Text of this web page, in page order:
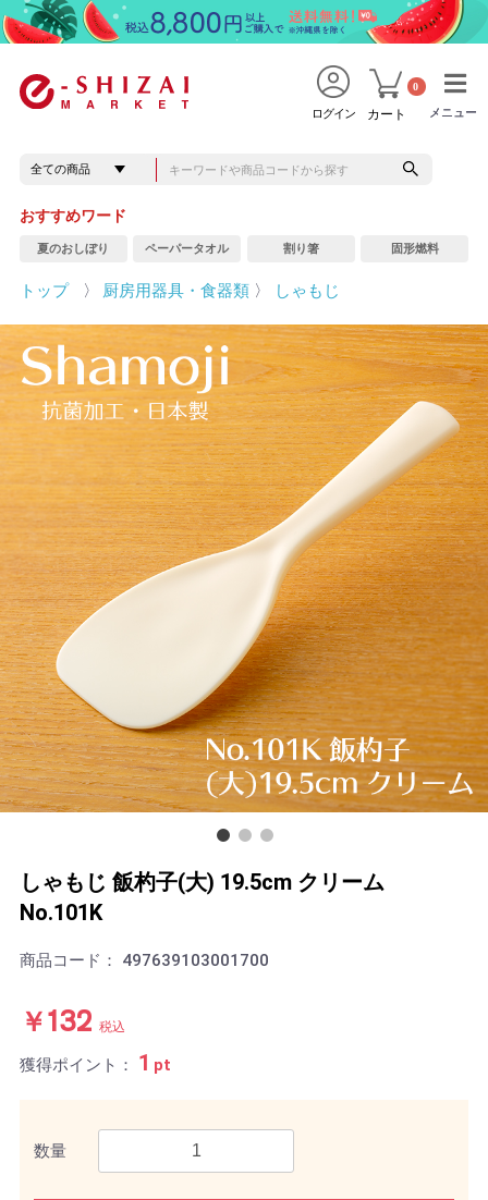
メニュー
メニュー
ログイン カート
0
おすすめワード
夏のおしぼり ペーパータオル 割り箸 固形燃料
トップ 〉 厨房用器具・食器類 〉 しゃもじ
しゃもじ 飯杓子(大) 19.5cm クリーム
No.101K
商品コード： 497639103001700
￥132 税込
獲得ポイント： 1 pt
数量